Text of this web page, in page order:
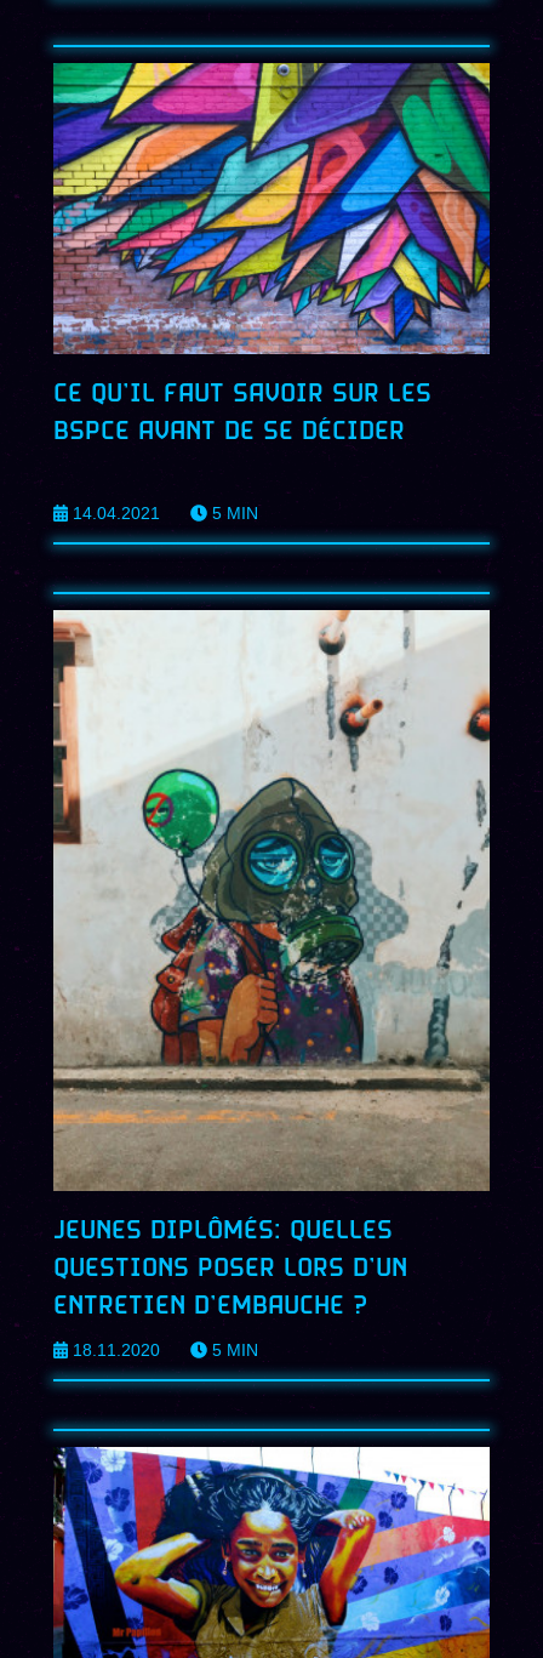
CE QU’IL FAUT SAVOIR SUR LES
BSPCE AVANT DE SE DÉCIDER
14.04.2021 5MIN
JEUNES DIPLÔMÉS: QUELLES
QUESTIONS POSER LORS D’UN
ENTRETIEN D’EMBAUCHE ?
18.11.2020 5 MIN